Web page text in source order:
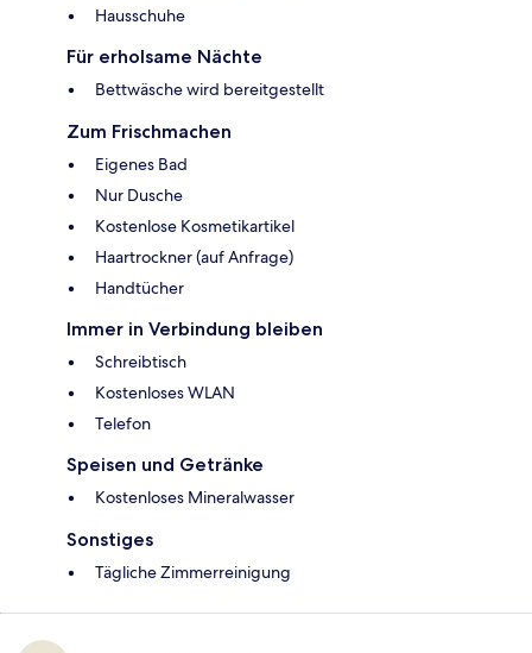
Hausschuhe
Für erholsame Nächte
Bettwäsche wird bereitgestellt
Zum Frischmachen
Eigenes Bad
Nur Dusche
Kostenlose Kosmetikartikel
Haartrockner (auf Anfrage)
Handtücher
Immer in Verbindung bleiben
Schreibtisch
Kostenloses WLAN
Telefon
Speisen und Getränke
Kostenloses Mineralwasser
Sonstiges
Tägliche Zimmerreinigung